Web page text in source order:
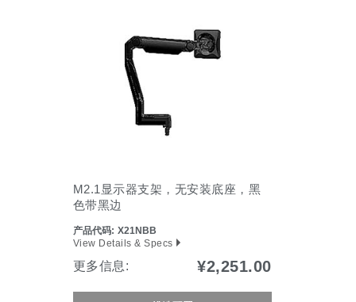
拥有参考代码？
M2.1显示器支架，无安装底座，黑
色带黑边
产品代码: X21NBB
View Details & Specs
更多信息: ¥2,251.00